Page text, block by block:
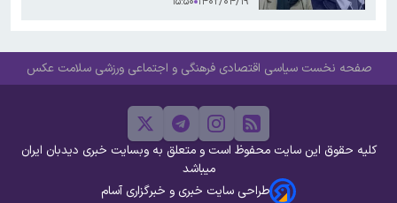
انفرادی بوده که فاقد اعتبار است
صفحه نخست سیاسی اقتصادی فرهنگی و اجتماعی ورزشی سلامت عکس
کلیه حقوق این سایت محفوظ است و متعلق به وبسایت خبری دیدبان ایران
میباشد
طراحی سایت خبری و خبرگزاری آسام